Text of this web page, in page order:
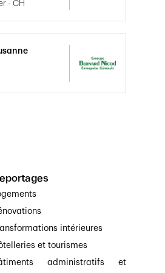
- CH
intérieures
et tourismes
administratifs et